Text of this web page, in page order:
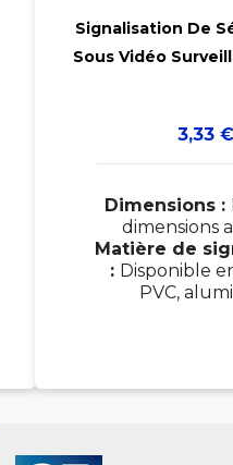

Signalisation De
Sous Vidéo
Prix
3,33 €
Dimensions :
dimensions
Matière de
: Disponible
PVC,